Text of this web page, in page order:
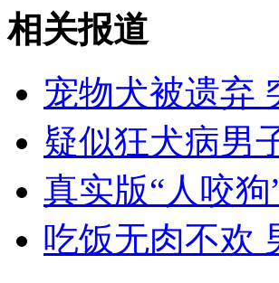
无痛分娩是否安全 医生回应
外交部：反对强权政治霸凌主义
外交部：有关国家言论片面不公正
安徽一实载49人客车翻车
相关报道
宠物犬被遗弃
疑似狂犬病男
真实版“人咬
吃饭无肉不欢